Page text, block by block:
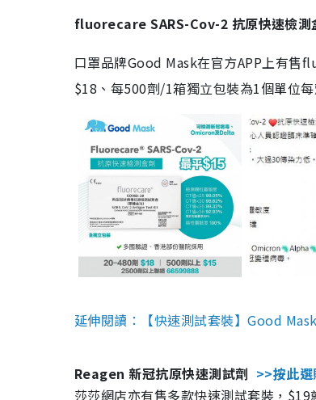
fluorecare SARS-Cov-2 抗原快速檢測
口罩品牌Good Mask在官方APP上有售
$18、每500劑/1箱獨立包裝為1個單位
延伸閱讀：【快速測試套裝】Good
Reagen 新冠抗原快速測試劑 >>按此
莎莎網店亦有售多款快速測試套裝，